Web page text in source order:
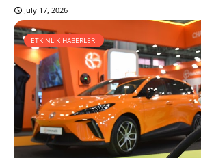
July 17, 2026
ETKİNLİK HABERLERİ